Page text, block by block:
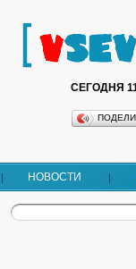
СЕГОДНЯ
НОВОСТИ